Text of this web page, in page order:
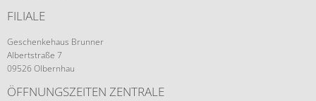
FILIALE
Geschenkehaus Brunner
Albertstraße 7
09526 Olbernhau
ÖFFNUNGSZEITEN ZENTRALE